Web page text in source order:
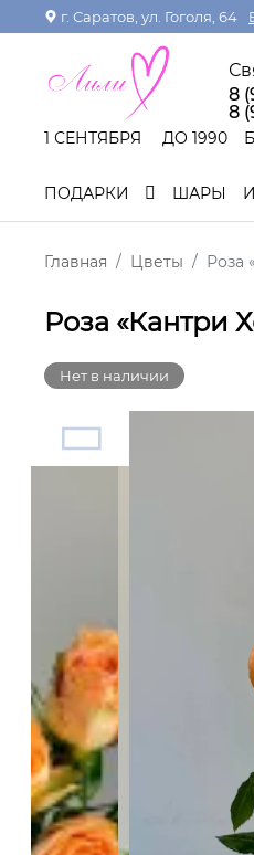
г. Саратов, ул. Гоголя, 64
8
8
1 СЕНТЯБРЯ ДО 1990
ПОДАРКИ ШАРЫ
Главная Цветы Роза
Роза «Кантри
Нет в наличии